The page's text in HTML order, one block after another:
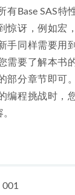
有Base SAS特
惊讶，例如宏
手同样需要用
需要了解本书
部分章节即可
编程挑战时，